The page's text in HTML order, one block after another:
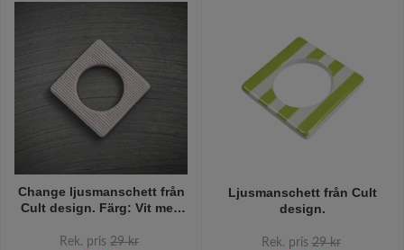
Change ljusmanschett från
Cult design. Färg: Vit med
Rek. pris 29 kr
Ljusmanschett från Cult
design.
Rek. pris 29 kr